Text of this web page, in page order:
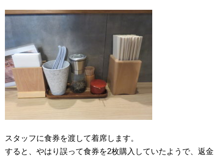
スタッフに食券を渡して着席します。
すると、やはり誤って食券を2枚購入していたようで、返金